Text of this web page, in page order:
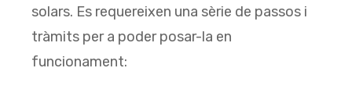
solars. Es requereixen una sèrie de passos i
tràmits per a poder posar-la en
funcionament: